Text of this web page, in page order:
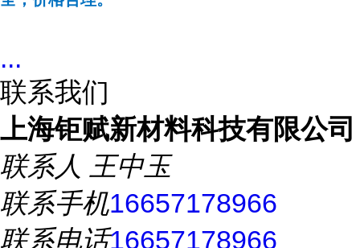
...
联系我们
上海钜赋新材料科技有限公司
联系人 王中玉
联系手机16657178966
联系电话16657178966